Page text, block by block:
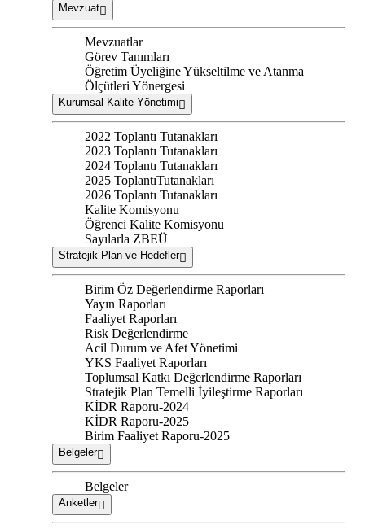
Mevzuat
Mevzuatlar
Görev Tanımları
Öğretim Üyeliğine Yükseltilme ve Atanma
Ölçütleri Yönergesi
Kurumsal Kalite Yönetimi
2022 Toplantı Tutanakları
2023 Toplantı Tutanakları
2024 Toplantı Tutanakları
2025 ToplantıTutanakları
2026 Toplantı Tutanakları
Kalite Komisyonu
Öğrenci Kalite Komisyonu
Sayılarla ZBEÜ
Stratejik Plan ve Hedefler
Birim Öz Değerlendirme Raporları
Yayın Raporları
Faaliyet Raporları
Risk Değerlendirme
Acil Durum ve Afet Yönetimi
YKS Faaliyet Raporları
Toplumsal Katkı Değerlendirme Raporları
Stratejik Plan Temelli İyileştirme Raporları
KİDR Raporu-2024
KİDR Raporu-2025
Birim Faaliyet Raporu-2025
Belgeler
Belgeler
Anketler